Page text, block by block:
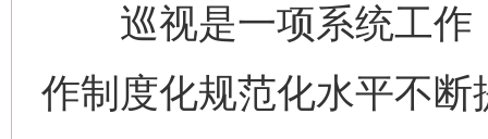
巡视是一项系统工作
作制度化规范化水平不